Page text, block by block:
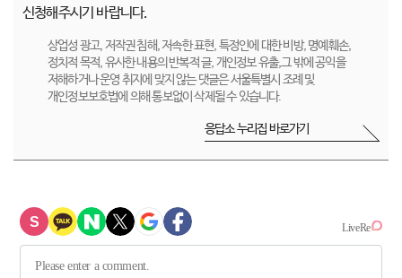
신청해주시기 바랍니다.
상업성 광고, 저작권 침해, 저속한 표현, 특정인에 대한 비방, 명예훼손,
정치적 목적, 유사한 내용의 반복적 글, 개인정보 유출,그 밖에 공익을
저해하거나 운영 취지에 맞지 않는 댓글은 서울특별시 조례 및
개인정보보호법에 의해 통보없이 삭제될 수 있습니다.
응답소 누리집 바로가기